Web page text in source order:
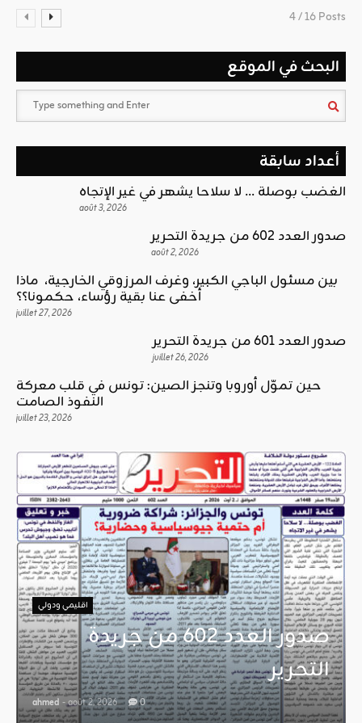
4 / 16 Posts
البحث في الموقع
أعداد سابقة
الغضب بوصلة … لا سلاحا يشهر في غير الإتجاه
août 3, 2026
صدور العدد 602 من جريدة التحرير
août 2, 2026
بين مسئول الباجي الكبير، وغرف المرزوقي الخارجية، ماذا
أخفى عنا بقية رؤساء، حكمونا؟؟
juillet 27, 2026
صدور العدد 601 من جريدة التحرير
juillet 26, 2026
حين تموّل أوروبا وتنجز الصين: تونس في قلب معركة
النفوذ الصامت
juillet 23, 2026
اقليمي ودولي
صدور العدد 602 من جريدة
التحرير
ahmed - août 2, 2026 0